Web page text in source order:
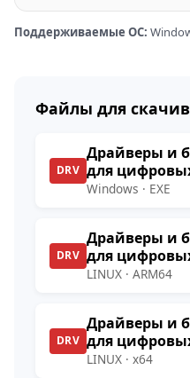
Поддерживаемые ОС:
Файлы для
DRV
Драйверы и
для
Windows · EXE
DRV
Драйверы и
для
LINUX · ARM64
DRV
Драйверы и
для
LINUX · x64